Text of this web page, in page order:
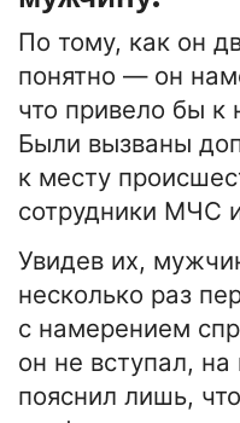
По тому, как он
понятно — он
что привело бы к
Были вызваны
к месту
сотрудники МЧС
Увидев их,
несколько раз
с намерением
он не вступал,
пояснил лишь,